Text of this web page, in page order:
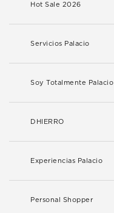
Hot Sale 2026
Servicios Palacio
Soy Totalmente Palacio
DHIERRO
Experiencias Palacio
Personal Shopper